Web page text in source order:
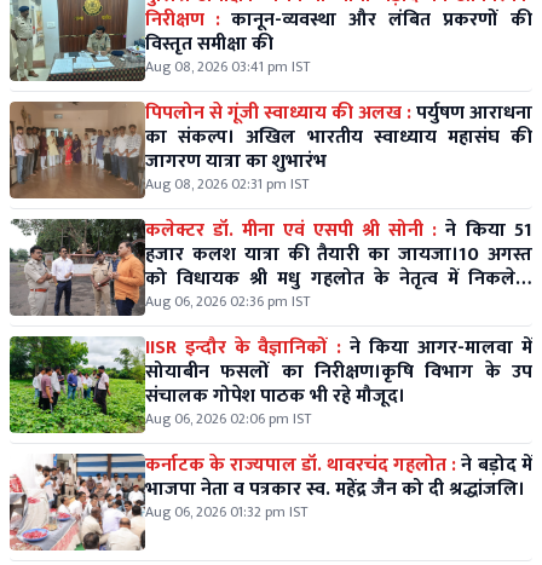
निरीक्षण : कानून-व्यवस्था और लंबित प्रकरणों की
विस्तृत समीक्षा की
Aug 08, 2026 03:41 pm IST
पिपलोन से गूंजी स्वाध्याय की अलख :पर्युषण आराधना
का संकल्प। अखिल भारतीय स्वाध्याय महासंघ की
जागरण यात्रा का शुभारंभ
Aug 08, 2026 02:31 pm IST
कलेक्टर डॉ. मीना एवं एसपी श्री सोनी : ने किया 51
हजार कलश यात्रा की तैयारी का जायजा।10 अगस्त
को विधायक श्री मधु गहलोत के नेतृत्व में निकलेगी
विशाल कलश यात्रा।
Aug 06, 2026 02:36 pm IST
IISR इन्दौर के वैज्ञानिकों : ने किया आगर-मालवा में
सोयाबीन फसलों का निरीक्षण।कृषि विभाग के उप
संचालक गोपेश पाठक भी रहे मौजूद।
Aug 06, 2026 02:06 pm IST
कर्नाटक के राज्यपाल डॉ. थावरचंद गहलोत :ने बड़ोद में
भाजपा नेता व पत्रकार स्व. महेंद्र जैन को दी श्रद्धांजलि।
Aug 06, 2026 01:32 pm IST